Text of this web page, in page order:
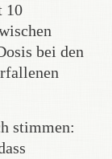
10
bei den
stimmen: